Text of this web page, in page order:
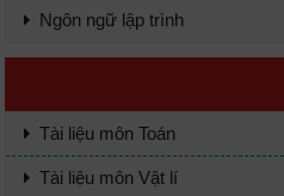
Ngôn ngữ lập trình
Tài liệu môn Toán
Tài liệu môn Vật lí